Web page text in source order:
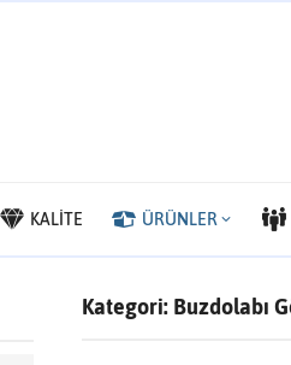
KALİTE ÜRÜNLER
Kategori: Buzdolabı